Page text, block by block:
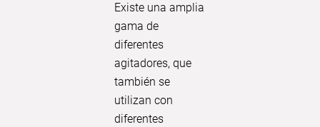
Existe una amplia
gama de
diferentes
agitadores, que
también se
utilizan con
diferentes